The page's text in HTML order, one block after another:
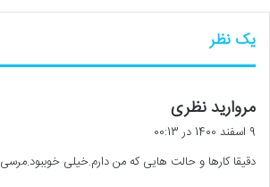
یک نظر
مروارید نظری
ف
9 اسفند 1400 در 00:13
دقیقا کارها و حالت هایی که من دارم.خیلی خوببود.مرسی